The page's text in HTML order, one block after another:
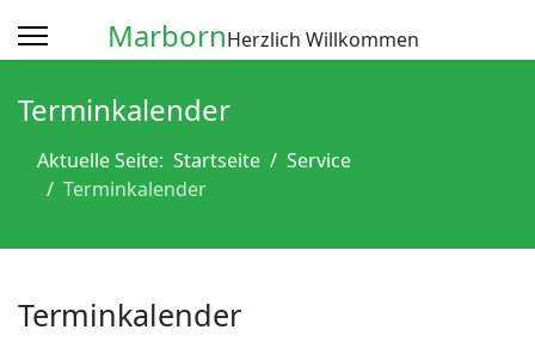
MarbornHerzlich Willkommen
Terminkalender
Aktuelle Seite: Startseite
Service
Terminkalender
Terminkalender